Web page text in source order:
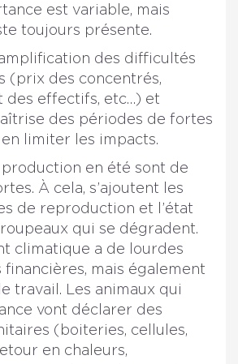
est variable, mais
toujours présente.
des difficultés
(prix des concentrés,
des effectifs, etc…) et
des périodes de fortes
limiter les impacts.
production en été sont de
À cela, s’ajoutent les
de reproduction et l’état
qui se dégradent.
climatique a de lourdes
financières, mais également
travail. Les animaux qui
vont déclarer des
(boiteries, cellules,
en chaleurs,